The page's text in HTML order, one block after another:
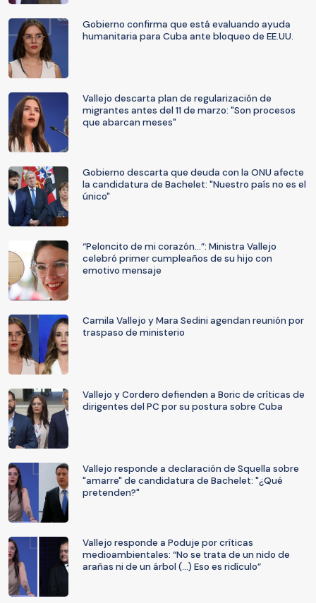
Gobierno confirma que está evaluando ayuda
humanitaria para Cuba ante bloqueo de EE.UU.
Vallejo descarta plan de regularización de
migrantes antes del 11 de marzo: "Son procesos
que abarcan meses"
Gobierno descarta que deuda con la ONU afecte
la candidatura de Bachelet: "Nuestro país no es el
único"
“Peloncito de mi corazón...”: Ministra Vallejo
celebró primer cumpleaños de su hijo con
emotivo mensaje
Camila Vallejo y Mara Sedini agendan reunión por
traspaso de ministerio
Vallejo y Cordero defienden a Boric de críticas de
dirigentes del PC por su postura sobre Cuba
Vallejo responde a declaración de Squella sobre
"amarre" de candidatura de Bachelet: "¿Qué
pretenden?"
Vallejo responde a Poduje por críticas
medioambientales: “No se trata de un nido de
arañas ni de un árbol (...) Eso es ridículo”